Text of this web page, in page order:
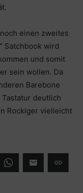
einen zweites
Satchbook wird
und somit
sein wollen. Da
Barebone
deutlich
Rockiger vielleicht